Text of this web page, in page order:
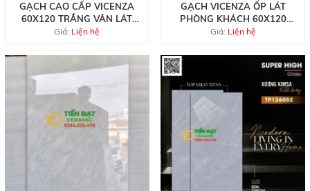
GẠCH CAO CẤP VICENZA
60X120 TRẮNG VÂN LÁT
NỀN NHÀ HÀNG BÁN CHẠY
Giá: Liện hệ
GẠCH VICENZA ỐP LÁT
PHÒNG KHÁCH 60X120
BÓNG KIẾNG VÂN XÁM GIẢ
Giá: Liện hệ